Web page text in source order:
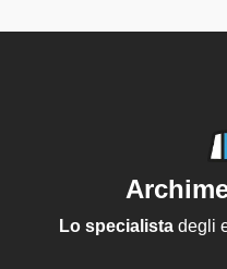
Lo specialistadegli